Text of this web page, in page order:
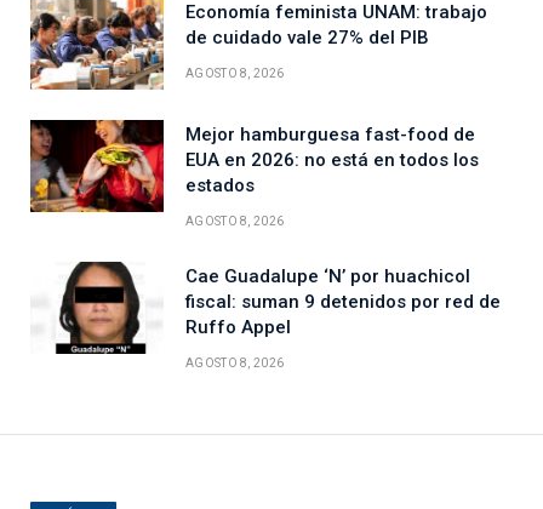
Economía feminista UNAM: trabajo
de cuidado vale 27% del PIB
AGOSTO 8, 2026
Mejor hamburguesa fast-food de
EUA en 2026: no está en todos los
estados
AGOSTO 8, 2026
Cae Guadalupe ‘N’ por huachicol
fiscal: suman 9 detenidos por red de
Ruffo Appel
AGOSTO 8, 2026